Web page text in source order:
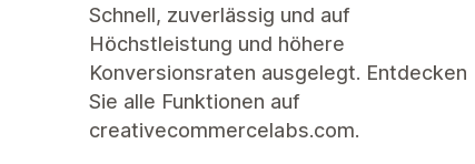
Schnell, zuverlässig und auf
Höchstleistung und höhere
Konversionsraten ausgelegt. Entdecken
Sie alle Funktionen auf
creativecommercelabs.com.